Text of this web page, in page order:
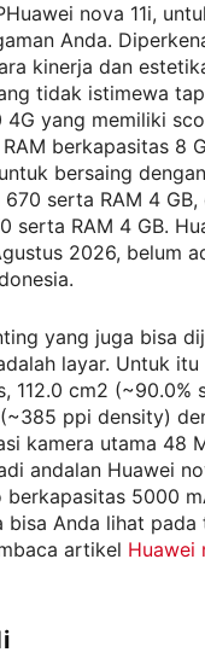
nova 11i,
Anda.
kinerja dan
tidak istimewa
yang memiliki
berkapasitas 8
bersaing dengan
serta RAM 4 GB,
serta RAM 4 GB.
2026, belum
yang juga bisa
layar. Untuk itu
112.0 cm2 (~90.0%
ppi density)
kamera utama 48
andalan Huawei
5000
bisa Anda lihat pada
artikel Huawei